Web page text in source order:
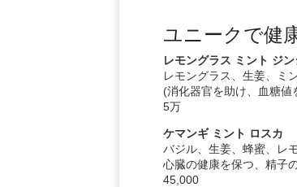
ユニークで健
レモングラス ミント ジ
レモングラス、生姜、ミ
(消化器官を助け、血糖値
5万
ケマンギ ミント ロスカ
バジル、生姜、蜂蜜、レ
心臓の健康を保つ、精子
45,000